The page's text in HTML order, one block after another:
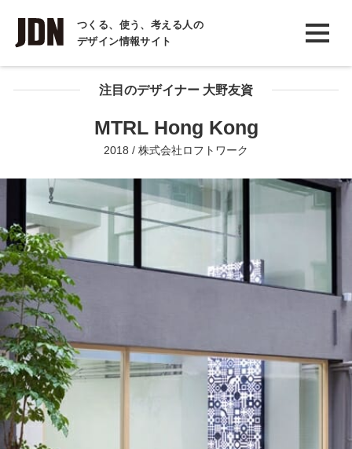
つくる、使う、考える人の
デザイン情報サイト
INTERVIEW
インタビュー
REPORT
COLUMN
注目のデザイナー 大野友資
MTRL Hong Kong
2018 / 株式会社ロフトワーク